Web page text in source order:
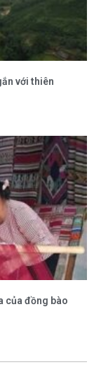
với thiên
của đồng bào